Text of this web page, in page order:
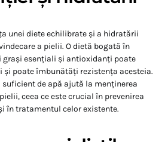
unei diete echilibrate și a hidratării
a pielii. O dietă bogată în
grași esențiali și antioxidanți poate
și poate îmbunătăți rezistența acesteia.
suficient de apă ajută la menținerea
ceea ce este crucial în prevenirea
în tratamentul celor existente.